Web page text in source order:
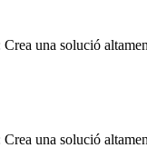
una solució
una solució